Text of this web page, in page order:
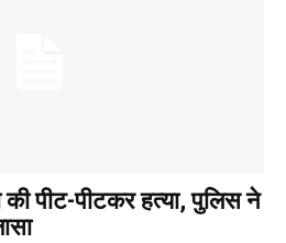
की पीट-पीटकर हत्या, पुलिस ने